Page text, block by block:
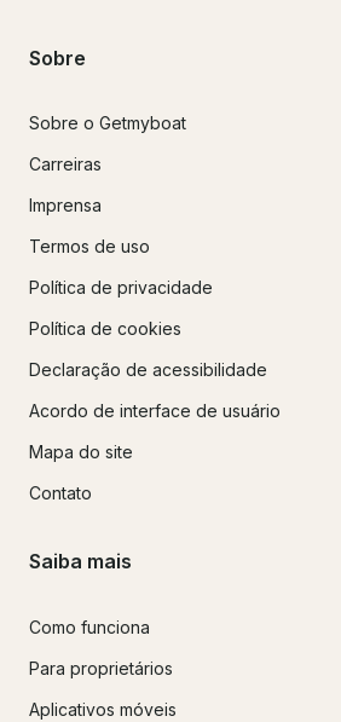
Sobre
Sobre o Getmyboat
Carreiras
Imprensa
Termos de uso
Política de privacidade
Política de cookies
Declaração de acessibilidade
Acordo de interface de usuário
Mapa do site
Contato
Saiba mais
Como funciona
Para proprietários
Aplicativos móveis